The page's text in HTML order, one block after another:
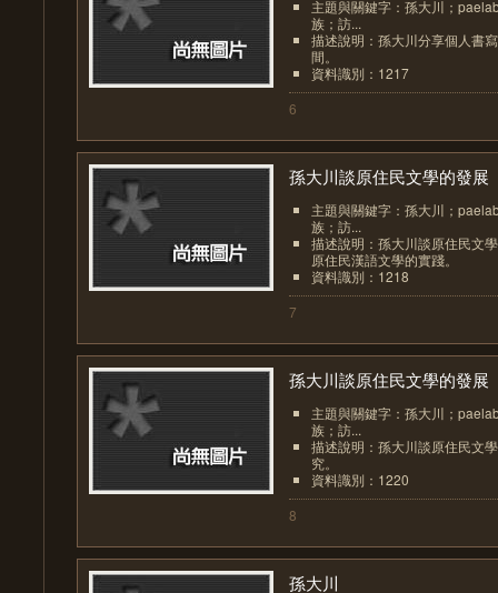
主題與關鍵字：孫大川；
族；訪...
描述說明：孫大川分享個人書
間。
資料識別：1217
6
孫大川談原住民文學的發展
主題與關鍵字：孫大川；
族；訪...
描述說明：孫大川談原住民文
原住民漢語文學的實踐。
資料識別：1218
7
孫大川談原住民文學的發展
主題與關鍵字：孫大川；
族；訪...
描述說明：孫大川談原住民文
究。
資料識別：1220
8
孫大川